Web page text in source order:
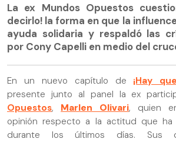
La ex Mundos Opuestos
decirlo! la forma en que la
ayuda solidaria y respaldó las
por Cony Capelli en medio del
En un nuevo capítulo de ¡Hay
presente junto al panel la ex
Opuestos, Marlen Olivari, quien
opinión respecto a la actitud que ha
durante los últimos días. Sus